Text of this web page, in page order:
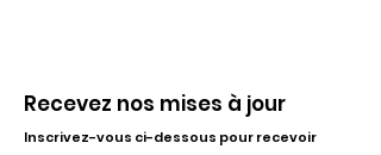
Recevez nos mises à jour
Inscrivez-vous ci-dessous pour recevoir